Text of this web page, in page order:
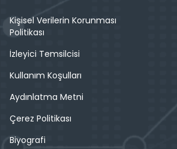
Kişisel Verilerin Korunması
Politikası
İzleyici Temsilcisi
Kullanım Koşulları
Aydınlatma Metni
Çerez Politikası
Biyografi